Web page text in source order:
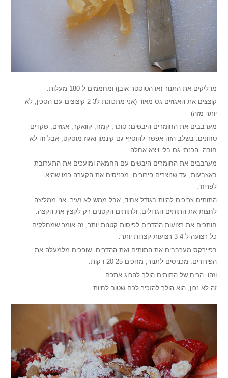
מדליקים את התנור (או הטוסטר אובן) ומחממים ל-180 מעלות.
קוצצים את האגוזים גס מאוד (אני מתכוונת ל2-3 קיצוצים עם הסכין, לא
יותר מזה)
מערבבים את החומרים היבשים: סוכר, קמח, קוואקר, אגוזים, שקדים
טחונים. בשלב הזה אפשר להוסיף גם קינמון ואגוז מוסקט, אבל זה לא
חובה. הכנתי גם בלי ויצא אחלה.
מערבבים את החומרים היבשים עם החמאה ומועכים את התערובת
באצבעות, עד שנוצרים פירורים. מכניסים את הקערה כמו שהיא
לפריזר.
התותים צריכים להיות בגודל אחיד, אבל ממש לא זעיר. אני ממליצה
לחצות את התותים הגדולים, ולתותים הקטנים רק לקצץ את הקצה.
חותכים את רצועות ההדרים לפיסות קטנות יותר, זה אומר שמחלקים
כל רצועה ל-3-4 רצועות קצרות יותר.
בפיירקס מערבבים את התותים ואת ההדרים. שופכים מלמעלה את
הפירורים. מכניסים לתנור, מחכים 20-25 דקות.
וזהו. הריח של התותים הולך להרוג אתכם.
זה לא נכון, הוא הולך להזכיר לכם שטוב לחיות.